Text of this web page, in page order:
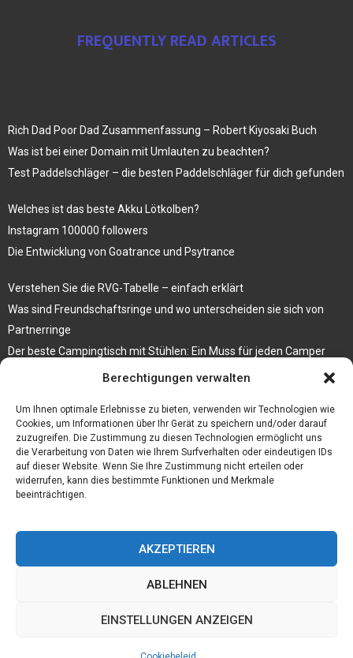
Berechtigungen verwalten
Um Ihnen optimale Erlebnisse zu bieten, verwenden wir Technologien wie
Cookies, um Informationen über Ihr Gerät zu speichern und/oder darauf
zuzugreifen. Die Zustimmung zu diesen Technologien ermöglicht uns
die Verarbeitung von Daten wie Ihrem Surfverhalten oder eindeutigen IDs
auf dieser Website. Wenn Sie Ihre Zustimmung nicht erteilen oder
widerrufen, kann dies bestimmte Funktionen und Merkmale
beeinträchtigen.
AKZEPTIEREN
ABLEHNEN
EINSTELLUNGEN ANZEIGEN
FREQUENTLY READ ARTICLES
Rich Dad Poor Dad Zusammenfassung – Robert Kiyosaki Buch
Was ist bei einer Domain mit Umlauten zu beachten?
Test Paddelschläger – die besten Paddelschläger für dich gefunden
Welches ist das beste Akku Lötkolben?
Instagram 100000 followers
Die Entwicklung von Goatrance und Psytrance
Verstehen Sie die RVG-Tabelle – einfach erklärt
Was sind Freundschaftsringe und wo unterscheiden sie sich von
Partnerringe
Der beste Campingtisch mit Stühlen: Ein Muss für jeden Camper
Die Küche als Platz der Gemeinschaft
Elektrokamin Bestseller – die besten Stücke für Ihr Zuhause